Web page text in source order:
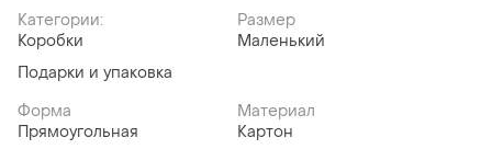
Категории:
Коробки
Подарки и упаковка
Размер
Маленький
Форма
Прямоугольная
Материал
Картон